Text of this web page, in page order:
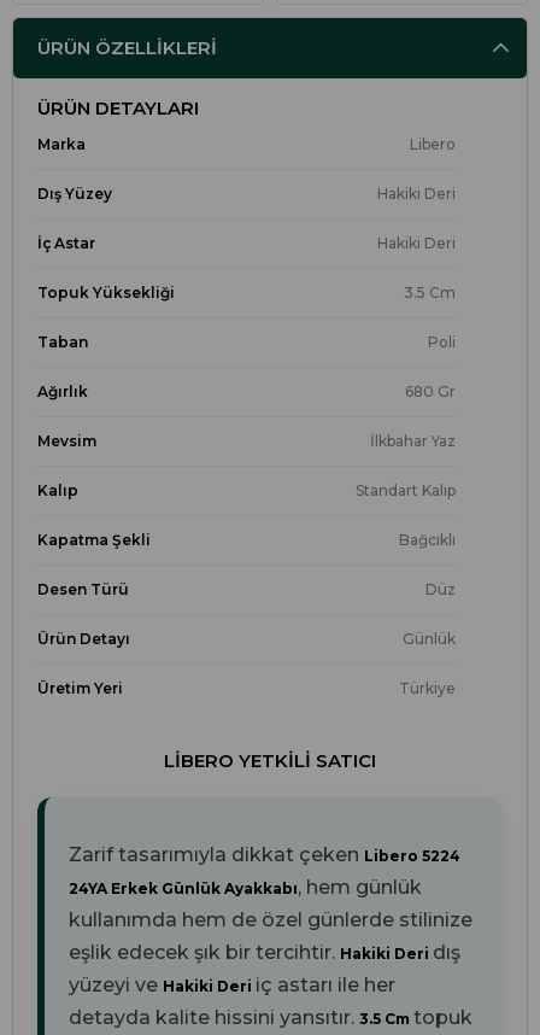
ÜRÜN ÖZELLIKLERI
ÜRÜN DETAYLARI
Marka Libero
Dış Yüzey Hakiki Deri
İç Astar Hakiki Deri
Topuk Yüksekliği 3.5 Cm
Taban Poli
Ağırlık 680 Gr
Mevsim İlkbahar Yaz
Kalıp Standart Kalıp
Kapatma Şekli Bağcıklı
Desen Türü Düz
Ürün Detayı Günlük
Üretim Yeri Türkiye
LIBERO YETKILI SATICI
Zarif tasarımıyla dikkat çeken Libero 5224
24YA Erkek Günlük Ayakkabı, hem günlük
kullanımda hem de özel günlerde stilinize
eşlik edecek şık bir tercihtir. Hakiki Deri dış
yüzeyi ve Hakiki Deri iç astarı ile her
detayda kalite hissini yansıtır. 3.5 Cm topuk